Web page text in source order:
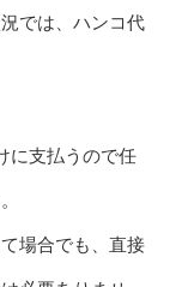
では、ハンコ代
に支払うので任
場合でも、直接